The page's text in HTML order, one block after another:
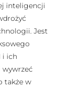
inteligencji
Jest
i ich
wywrzeć
także w